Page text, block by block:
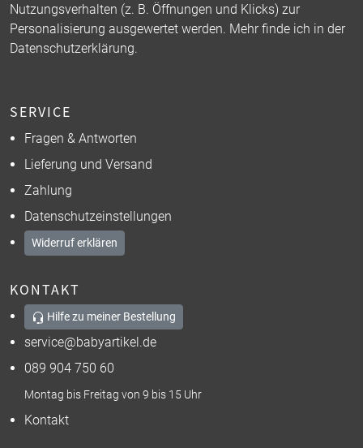
Nutzungsverhalten (z. B. Öffnungen und Klicks) zur
Personalisierung ausgewertet werden. Mehr finde ich in der
Datenschutzerklärung.
SERVICE
Fragen & Antworten
Lieferung und Versand
Zahlung
Datenschutzeinstellungen
Widerruf erklären
KONTAKT
Hilfe zu meiner Bestellung
service@babyartikel.de
089 904 750 60
Montag bis Freitag von 9 bis 15 Uhr
Kontakt